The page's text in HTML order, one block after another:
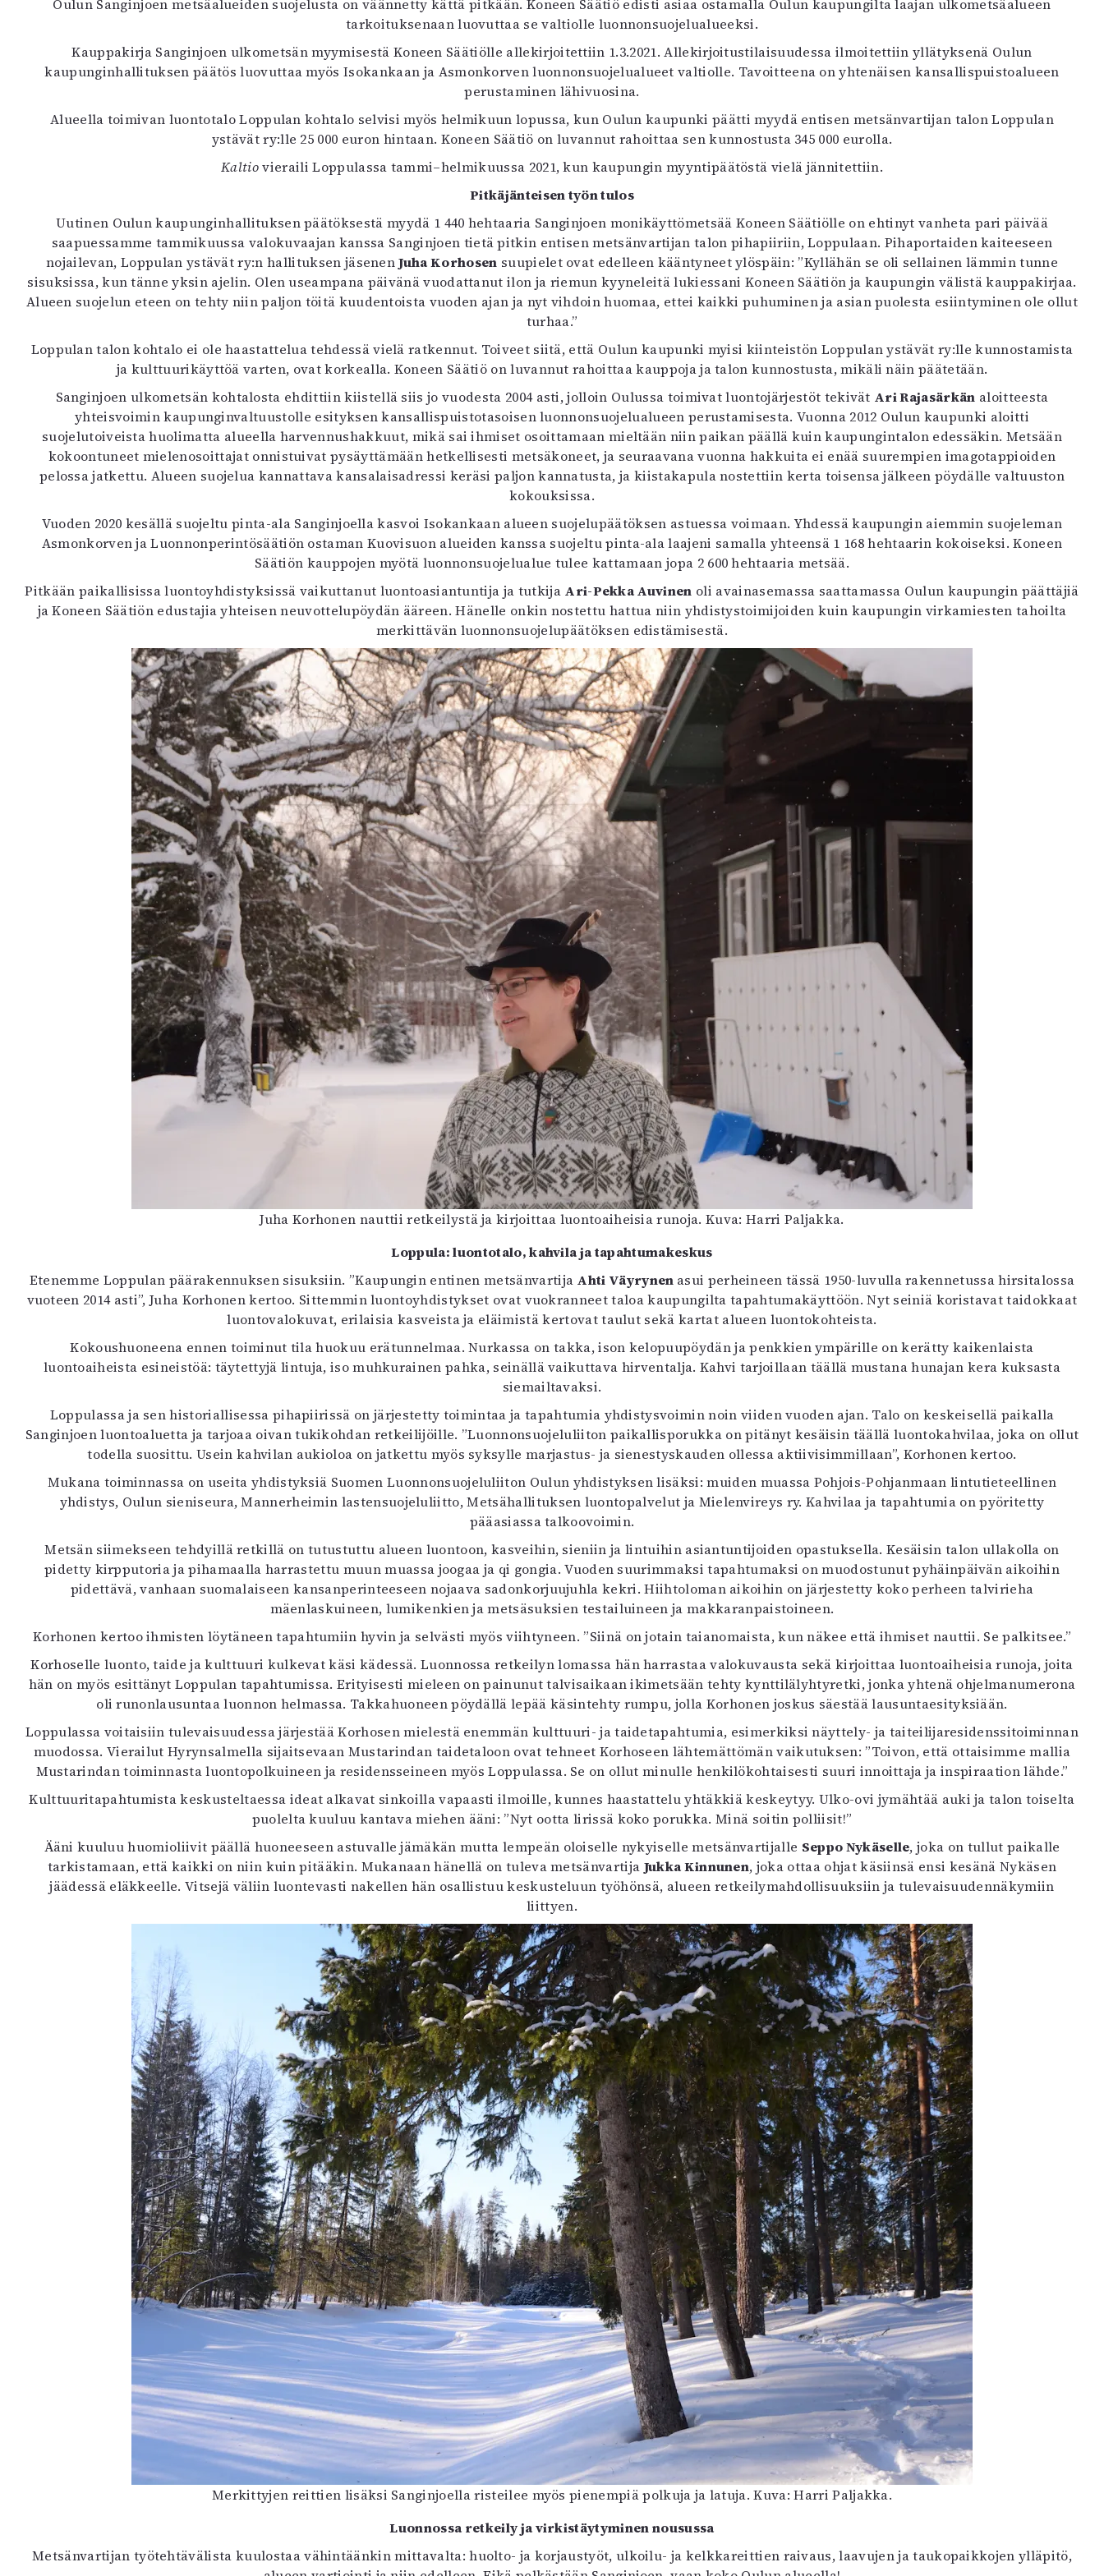
Kuvataide
Kirjat
In English
Esitystaide
Oulun Sanginjoen metsäalueiden suojelusta on väännetty kättä pitkään. Koneen Säätiö edisti asiaa ostamalla Oulun kaupungilta laajan ulkometsäalueen
tarkoituksenaan luovuttaa se valtiolle luonnonsuojelualueeksi.
Kauppakirja Sanginjoen ulkometsän myymisestä Koneen Säätiölle allekirjoitettiin 1.3.2021. Allekirjoitustilaisuudessa ilmoitettiin yllätyksenä Oulun
kaupunginhallituksen päätös luovuttaa myös Isokankaan ja Asmonkorven luonnonsuojelualueet valtiolle. Tavoitteena on yhtenäisen kansallispuistoalueen
perustaminen lähivuosina.
Alueella toimivan luontotalo Loppulan kohtalo selvisi myös helmikuun lopussa, kun Oulun kaupunki päätti myydä entisen metsänvartijan talon Loppulan
ystävät ry:lle 25 000 euron hintaan. Koneen Säätiö on luvannut rahoittaa sen kunnostusta 345 000 eurolla.
Kaltiovieraili Loppulassa tammi–helmikuussa 2021, kun kaupungin myyntipäätöstä vielä jännitettiin.
Pitkäjänteisen työn tulos
Uutinen Oulun kaupunginhallituksen päätöksestä myydä 1 440 hehtaaria Sanginjoen monikäyttömetsää Koneen Säätiölle on ehtinyt vanheta pari päivää
saapuessamme tammikuussa valokuvaajan kanssa Sanginjoen tietä pitkin entisen metsänvartijan talon pihapiiriin, Loppulaan. Pihaportaiden kaiteeseen
nojailevan, Loppulan ystävät ry:n hallituksen jäsenenJuha Korhosen suupielet ovat edelleen kääntyneet ylöspäin: ”Kyllähän se oli sellainen lämmin tunne
sisuksissa, kun tänne yksin ajelin. Olen useampana päivänä vuodattanut ilon ja riemun kyyneleitä lukiessani Koneen Säätiön ja kaupungin välistä kauppakirjaa.
Alueen suojelun eteen on tehty niin paljon töitä kuudentoista vuoden ajan ja nyt vihdoin huomaa, ettei kaikki puhuminen ja asian puolesta esiintyminen ole ollut
turhaa.”
Loppulan talon kohtalo ei ole haastattelua tehdessä vielä ratkennut. Toiveet siitä, että Oulun kaupunki myisi kiinteistön Loppulan ystävät ry:lle kunnostamista
ja kulttuurikäyttöä varten, ovat korkealla. Koneen Säätiö on luvannut rahoittaa kauppoja ja talon kunnostusta, mikäli näin päätetään.
Sanginjoen ulkometsän kohtalosta ehdittiin kiistellä siis jo vuodesta 2004 asti, jolloin Oulussa toimivat luontojärjestöt tekivät Ari Rajasärkän aloitteesta
yhteisvoimin kaupunginvaltuustolle esityksen kansallispuistotasoisen luonnonsuojelualueen perustamisesta. Vuonna 2012 Oulun kaupunki aloitti
suojelutoiveista huolimatta alueella harvennushakkuut, mikä sai ihmiset osoittamaan mieltään niin paikan päällä kuin kaupungintalon edessäkin. Metsään
kokoontuneet mielenosoittajat onnistuivat pysäyttämään hetkellisesti metsäkoneet, ja seuraavana vuonna hakkuita ei enää suurempien imagotappioiden
pelossa jatkettu. Alueen suojelua kannattava kansalaisadressi keräsi paljon kannatusta, ja kiistakapula nostettiin kerta toisensa jälkeen pöydälle valtuuston
kokouksissa.
Vuoden 2020 kesällä suojeltu pinta-ala Sanginjoella kasvoi Isokankaan alueen suojelupäätöksen astuessa voimaan. Yhdessä kaupungin aiemmin suojeleman
Asmonkorven ja Luonnonperintösäätiön ostaman Kuovisuon alueiden kanssa suojeltu pinta-ala laajeni samalla yhteensä 1 168 hehtaarin kokoiseksi. Koneen
Säätiön kauppojen myötä luonnonsuojelualue tulee kattamaan jopa 2 600 hehtaaria metsää.
Pitkään paikallisissa luontoyhdistyksissä vaikuttanut luontoasiantuntija ja tutkija Ari-Pekka Auvinen oli avainasemassa saattamassa Oulun kaupungin päättäjiä
ja Koneen Säätiön edustajia yhteisen neuvottelupöydän ääreen. Hänelle onkin nostettu hattua niin yhdistystoimijoiden kuin kaupungin virkamiesten tahoilta
merkittävän luonnonsuojelupäätöksen edistämisestä.
Juha Korhonen nauttii retkeilystä ja kirjoittaa luontoaiheisia runoja. Kuva: Harri Paljakka.
Loppula: luontotalo, kahvila ja tapahtumakeskus
Etenemme Loppulan päärakennuksen sisuksiin. ”Kaupungin entinen metsänvartija Ahti Väyrynen asui perheineen tässä 1950-luvulla rakennetussa hirsitalossa
vuoteen 2014 asti”, Juha Korhonen kertoo. Sittemmin luontoyhdistykset ovat vuokranneet taloa kaupungilta tapahtumakäyttöön. Nyt seiniä koristavat taidokkaat
luontovalokuvat, erilaisia kasveista ja eläimistä kertovat taulut sekä kartat alueen luontokohteista.
Kokoushuoneena ennen toiminut tila huokuu erätunnelmaa. Nurkassa on takka, ison kelopuupöydän ja penkkien ympärille on kerätty kaikenlaista
luontoaiheista esineistöä: täytettyjä lintuja, iso muhkurainen pahka, seinällä vaikuttava hirventalja. Kahvi tarjoillaan täällä mustana hunajan kera kuksasta
siemailtavaksi.
Loppulassa ja sen historiallisessa pihapiirissä on järjestetty toimintaa ja tapahtumia yhdistysvoimin noin viiden vuoden ajan. Talo on keskeisellä paikalla
Sanginjoen luontoaluetta ja tarjoaa oivan tukikohdan retkeilijöille. ”Luonnonsuojeluliiton paikallisporukka on pitänyt kesäisin täällä luontokahvilaa, joka on ollut
todella suosittu. Usein kahvilan aukioloa on jatkettu myös syksylle marjastus- ja sienestyskauden ollessa aktiivisimmillaan”, Korhonen kertoo.
Mukana toiminnassa on useita yhdistyksiä Suomen Luonnonsuojeluliiton Oulun yhdistyksen lisäksi: muiden muassa Pohjois-Pohjanmaan lintutieteellinen
yhdistys, Oulun sieniseura, Mannerheimin lastensuojeluliitto, Metsähallituksen luontopalvelut ja Mielenvireys ry. Kahvilaa ja tapahtumia on pyöritetty
pääasiassa talkoovoimin.
Metsän siimekseen tehdyillä retkillä on tutustuttu alueen luontoon, kasveihin, sieniin ja lintuihin asiantuntijoiden opastuksella. Kesäisin talon ullakolla on
pidetty kirpputoria ja pihamaalla harrastettu muun muassa joogaa ja qi gongia. Vuoden suurimmaksi tapahtumaksi on muodostunut pyhäinpäivän aikoihin
pidettävä, vanhaan suomalaiseen kansanperinteeseen nojaava sadonkorjuujuhla kekri. Hiihtoloman aikoihin on järjestetty koko perheen talvirieha
mäenlaskuineen, lumikenkien ja metsäsuksien testailuineen ja makkaranpaistoineen.
Korhonen kertoo ihmisten löytäneen tapahtumiin hyvin ja selvästi myös viihtyneen. ”Siinä on jotain taianomaista, kun näkee että ihmiset nauttii. Se palkitsee.”
Korhoselle luonto, taide ja kulttuuri kulkevat käsi kädessä. Luonnossa retkeilyn lomassa hän harrastaa valokuvausta sekä kirjoittaa luontoaiheisia runoja, joita
hän on myös esittänyt Loppulan tapahtumissa. Erityisesti mieleen on painunut talvisaikaan ikimetsään tehty kynttilälyhtyretki, jonka yhtenä ohjelmanumerona
oli runonlausuntaa luonnon helmassa. Takkahuoneen pöydällä lepää käsintehty rumpu, jolla Korhonen joskus säestää lausuntaesityksiään.
Loppulassa voitaisiin tulevaisuudessa järjestää Korhosen mielestä enemmän kulttuuri- ja taidetapahtumia, esimerkiksi näyttely- ja taiteilijaresidenssitoiminnan
muodossa. Vierailut Hyrynsalmella sijaitsevaan Mustarindan taidetaloon ovat tehneet Korhoseen lähtemättömän vaikutuksen: ”Toivon, että ottaisimme mallia
Mustarindan toiminnasta luontopolkuineen ja residensseineen myös Loppulassa. Se on ollut minulle henkilökohtaisesti suuri innoittaja ja inspiraation lähde.”
Kulttuuritapahtumista keskusteltaessa ideat alkavat sinkoilla vapaasti ilmoille, kunnes haastattelu yhtäkkiä keskeytyy. Ulko-ovi jymähtää auki ja talon toiselta
puolelta kuuluu kantava miehen ääni: ”Nyt ootta lirissä koko porukka. Minä soitin polliisit!”
Ääni kuuluu huomioliivit päällä huoneeseen astuvalle jämäkän mutta lempeän oloiselle nykyiselle metsänvartijalle Seppo Nykäselle, joka on tullut paikalle
tarkistamaan, että kaikki on niin kuin pitääkin. Mukanaan hänellä on tuleva metsänvartija Jukka Kinnunen, joka ottaa ohjat käsiinsä ensi kesänä Nykäsen
jäädessä eläkkeelle. Vitsejä väliin luontevasti nakellen hän osallistuu keskusteluun työhönsä, alueen retkeilymahdollisuuksiin ja tulevaisuudennäkymiin
liittyen.
Merkittyjen reittien lisäksi Sanginjoella risteilee myös pienempiä polkuja ja latuja. Kuva: Harri Paljakka.
Luonnossa retkeily ja virkistäytyminen nousussa
Metsänvartijan työtehtävälista kuulostaa vähintäänkin mittavalta: huolto- ja korjaustyöt, ulkoilu- ja kelkkareittien raivaus, laavujen ja taukopaikkojen ylläpitö,